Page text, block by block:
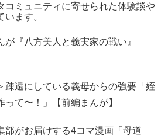
ミュニティに寄せられた体験談や
ます。
が『八方美人と義実家の戦い』
疎遠にしている義母からの強要「姪
て〜！」【前編まんが】
部がお届けする4コマ漫画「母道